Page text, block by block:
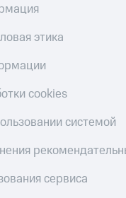
этика
cookies
системой
сервиса